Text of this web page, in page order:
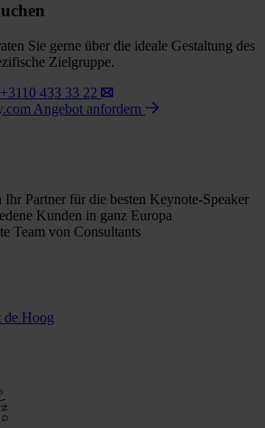
Sie gerne über die ideale Gestaltung des
Zielgruppe.
433 33 22
Angebot anfordern
Ihr Partner für die besten Keynote-Speaker
Kunden in ganz Europa
Team von Consultants
de Hoog